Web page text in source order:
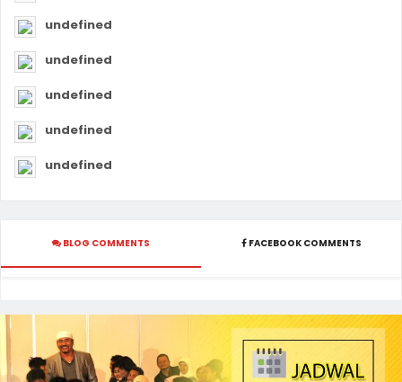
undefined
undefined
undefined
undefined
undefined
BLOG COMMENTS FACEBOOK COMMENTS